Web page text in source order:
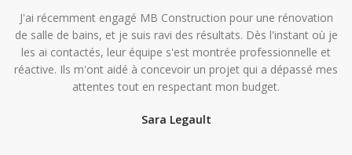
J'ai récemment engagé MB Construction pour une rénovation
de salle de bains, et je suis ravi des résultats. Dès l'instant où je
les ai contactés, leur équipe s'est montrée professionnelle et
réactive. Ils m'ont aidé à concevoir un projet qui a dépassé mes
attentes tout en respectant mon budget.
Sara Legault